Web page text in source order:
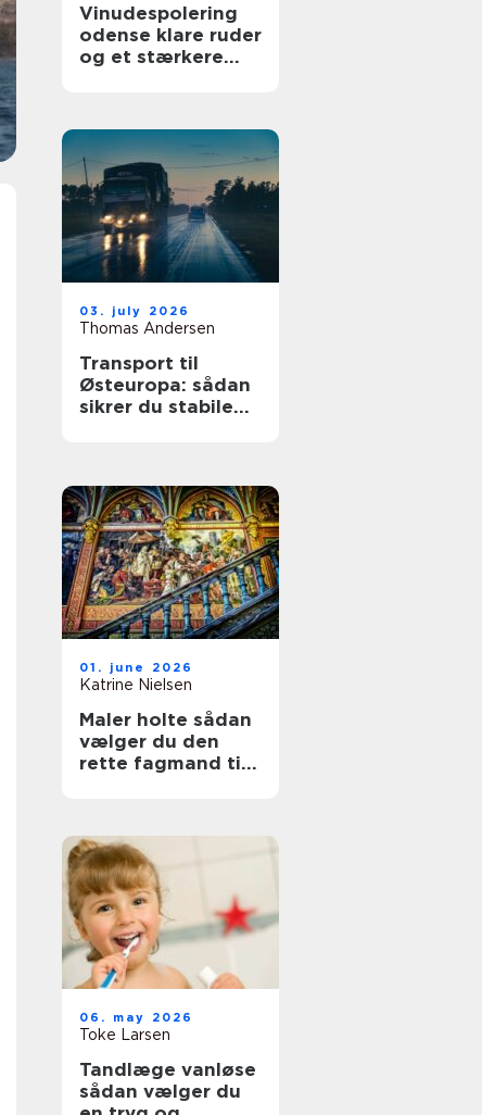
Vinudespolering
odense klare ruder
og et stærkere
03. july 2026
Thomas Andersen
Transport til
Østeuropa: sådan
sikrer du stabile
01. june 2026
Katrine Nielsen
Maler holte sådan
vælger du den
rette fagmand til
06. may 2026
Toke Larsen
Tandlæge vanløse
sådan vælger du